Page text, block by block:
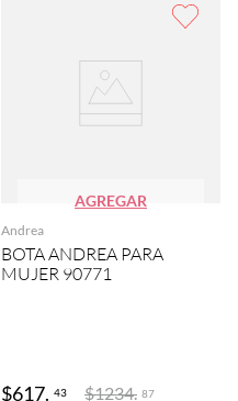
AGREGAR
Andrea
BOTA ANDREA PARA
MUJER 90771
$617. 43 $1234. 87